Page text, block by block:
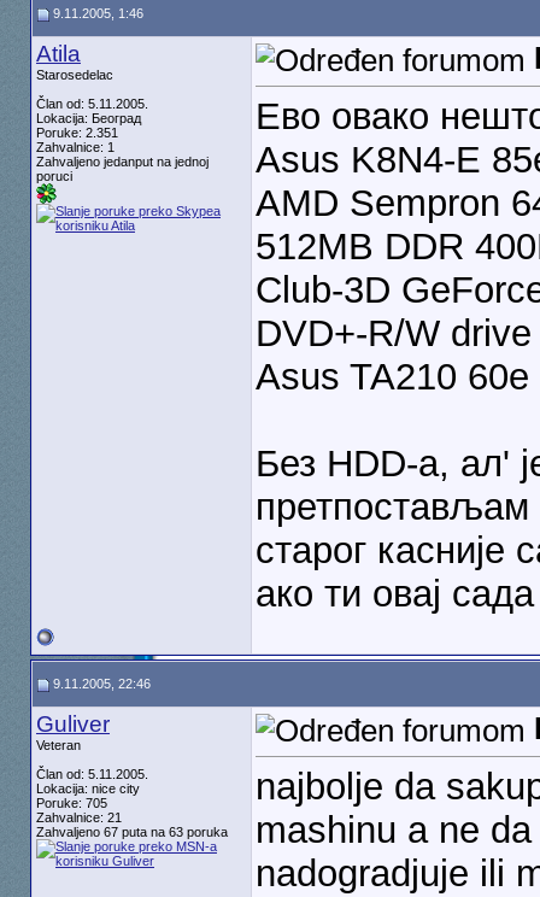
9.11.2005, 1:46
Atila
Starosedelac
Član od: 5.11.2005.
Lokacija: Београд
Poruke: 2.351
Zahvalnice: 1
Zahvaljeno jedanput na jednoj
poruci
Ево овако
Asus K8N4-E
AMD Sempron
512MB DDR
Club-3D
DVD+-R/W
Asus TA210 60e
Без HDD-а, ал'
старогкасније
ако ти овај
9.11.2005, 22:46
Guliver
Veteran
Član od: 5.11.2005.
Lokacija: nice city
Poruke: 705
Zahvalnice: 21
Zahvaljeno 67 puta na 63 poruka
najbolje da
mashinu a ne
nadogradjuje ili